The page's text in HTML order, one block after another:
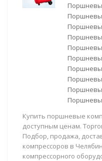
Купить поршневые
доступным ценам.
Подбор, продажа,
компрессоров в
компрессорного